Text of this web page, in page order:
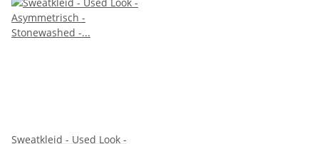
Sweatkleid - Used Look -